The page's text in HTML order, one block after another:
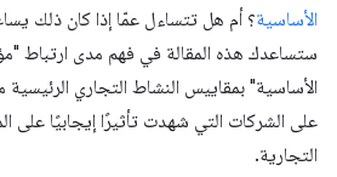
الأساسية؟ أم هل تتساءل عمّا إذا كان ذلك
ستساعدك هذه المقالة في فهم مدى ارتباط
الأساسية" بمقاييس النشاط التجاري
على الشركات التي شهدت تأثيرًا إيجابيًا على
التجارية.